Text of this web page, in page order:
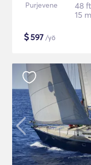
Purjevene
48 ft
15 m
$597 /yö